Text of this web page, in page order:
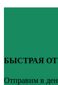
БЫСТРАЯ
Отправим в